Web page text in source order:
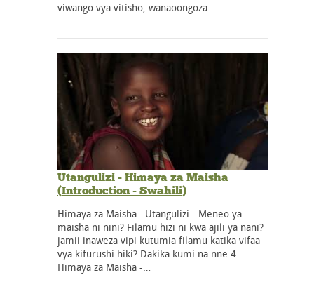
viwango vya vitisho, wanaoongoza…
Utangulizi - Himaya za Maisha
(Introduction - Swahili)
Himaya za Maisha : Utangulizi - Meneo ya
maisha ni nini? Filamu hizi ni kwa ajili ya nani?
jamii inaweza vipi kutumia filamu katika vifaa
vya kifurushi hiki? Dakika kumi na nne 4
Himaya za Maisha -…